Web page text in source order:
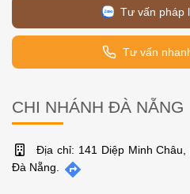
Tư vấn pháp
Tư vấn
CHI NHÁNH ĐÀ NẴNG
Địa chỉ: 141 Diệp Minh
Đà Nẵng.